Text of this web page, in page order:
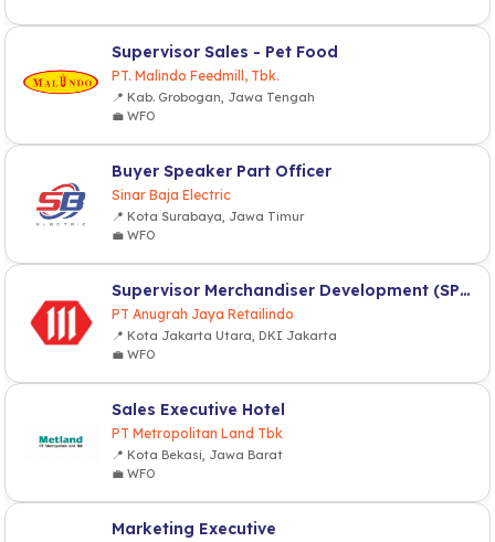
Supervisor Sales - Pet Food
PT. Malindo Feedmill, Tbk.
📍 Kab. Grobogan, Jawa Tengah
💼 WFO
Buyer Speaker Part Officer
Sinar Baja Electric
📍 Kota Surabaya, Jawa Timur
💼 WFO
Supervisor Merchandiser Development (SPV MD)
PT Anugrah Jaya Retailindo
📍 Kota Jakarta Utara, DKI Jakarta
💼 WFO
Sales Executive Hotel
PT Metropolitan Land Tbk
📍 Kota Bekasi, Jawa Barat
💼 WFO
Marketing Executive